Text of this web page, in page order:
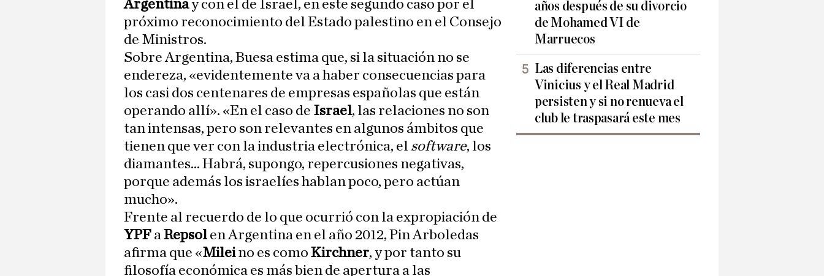
Argentinay con el de Israel, en este segundo caso por el
próximo reconocimiento del Estado palestino en el Consejo
de Ministros.
Sobre Argentina, Buesa estima que, si la situación no se
endereza, «evidentemente va a haber consecuencias para
los casi dos centenares de empresas españolas que están
operando allí». «En el caso de Israel, las relaciones no son
tan intensas, pero son relevantes en algunos ámbitos que
tienen que ver con la industria electrónica, el software, los
diamantes... Habrá, supongo, repercusiones negativas,
porque además los israelíes hablan poco, pero actúan
mucho».
Frente al recuerdo de lo que ocurrió con la expropiación de
YPF aRepsol en Argentina en el año 2012, Pin Arboledas
afirma que «Mileino es como Kirchner, y por tanto su
filosofía económica es más bien de apertura a las
años después de su divorcio
de Mohamed VI de
Marruecos
Las diferencias entre
Vinicius y el Real Madrid
persisten y si no renueva el
club le traspasará este mes